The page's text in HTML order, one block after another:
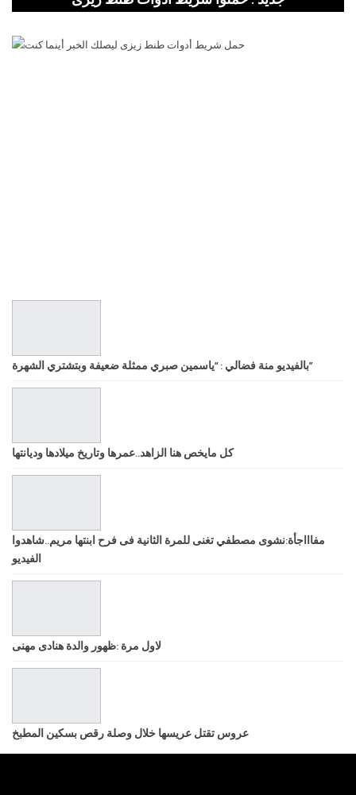
بالفيديو منة فضالي : “ياسمين صبري ممثلة ضعيفة وبتشتري الشهرة”
كل مايخص هنا الزاهد..عمرها وتاريخ ميلادها وديانتها
مفاااجأة:نشوى مصطفي تغنى للمرة الثانية فى فرح ابنتها مريم..شاهدوا
الفيديو
لاول مرة :ظهور والدة هنادى مهنى
عروس تقتل عريسها خلال وصلة رقص بسكين المطبخ